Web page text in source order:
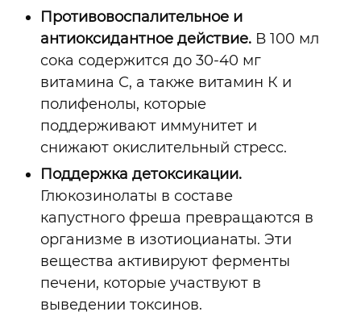
Противовоспалительное и
антиоксидантное действие. В 100 мл
сока содержится до 30-40 мг
витамина С, а также витамин К и
полифенолы, которые
поддерживают иммунитет и
снижают окислительный стресс.
Поддержка детоксикации.
Глюкозинолаты в составе
капустного фреша превращаются в
организме в изотиоцианаты. Эти
вещества активируют ферменты
печени, которые участвуют в
выведении токсинов.